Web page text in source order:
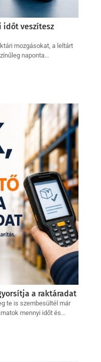
időt veszítesz
mozgásokat, a leltárt
naponta...
a raktáradat
te is szembesültél már
mennyi időt és...